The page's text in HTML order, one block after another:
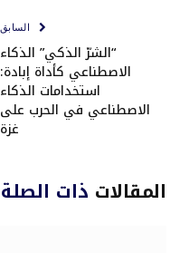
السابق
“الشرّ الذكي” الذكاء
الاصطناعي كأداة إبادة:
استخدامات الذكاء
الاصطناعي في الحرب على
غزة
المقالات ذات الصلة